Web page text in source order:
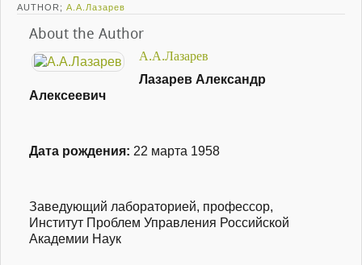
AUTHOR; А.А.Лазарев
About the Author
А.А.Лазарев
Лазарев Александр
Алексеевич
Дата рождения: 22 марта 1958
Заведующий лабораторией, профессор,
Институт Проблем Управления Российской
Академии Наук